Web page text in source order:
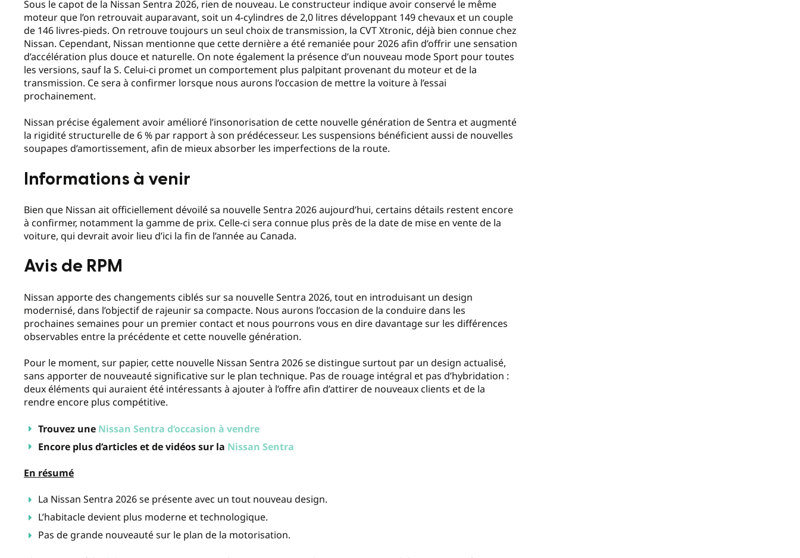
Sous le capot de la Nissan Sentra 2026, rien de nouveau. Le constructeur indique avoir conservé le même
moteur que l’on retrouvait auparavant, soit un 4-cylindres de 2,0 litres développant 149 chevaux et un couple
de 146 livres-pieds. On retrouve toujours un seul choix de transmission, la CVT Xtronic, déjà bien connue chez
Nissan. Cependant, Nissan mentionne que cette dernière a été remaniée pour 2026 afin d’offrir une sensation
d’accélération plus douce et naturelle. On note également la présence d’un nouveau mode Sport pour toutes
les versions, sauf la S. Celui-ci promet un comportement plus palpitant provenant du moteur et de la
transmission. Ce sera à confirmer lorsque nous aurons l’occasion de mettre la voiture à l’essai
prochainement.
Nissan précise également avoir amélioré l’insonorisation de cette nouvelle génération de Sentra et augmenté
la rigidité structurelle de 6 % par rapport à son prédécesseur. Les suspensions bénéficient aussi de nouvelles
soupapes d’amortissement, afin de mieux absorber les imperfections de la route.
Informations à venir
Bien que Nissan ait officiellement dévoilé sa nouvelle Sentra 2026 aujourd’hui, certains détails restent encore
à confirmer, notamment la gamme de prix. Celle-ci sera connue plus près de la date de mise en vente de la
voiture, qui devrait avoir lieu d’ici la fin de l’année au Canada.
Avis de RPM
Nissan apporte des changements ciblés sur sa nouvelle Sentra 2026, tout en introduisant un design
modernisé, dans l’objectif de rajeunir sa compacte. Nous aurons l’occasion de la conduire dans les
prochaines semaines pour un premier contact et nous pourrons vous en dire davantage sur les différences
observables entre la précédente et cette nouvelle génération.
Pour le moment, sur papier, cette nouvelle Nissan Sentra 2026 se distingue surtout par un design actualisé,
sans apporter de nouveauté significative sur le plan technique. Pas de rouage intégral et pas d’hybridation :
deux éléments qui auraient été intéressants à ajouter à l’offre afin d’attirer de nouveaux clients et de la
rendre encore plus compétitive.
Trouvez une Nissan Sentra d’occasion à vendre
Encore plus d’articles et de vidéos sur la Nissan Sentra
En résumé
La Nissan Sentra 2026 se présente avec un tout nouveau design.
L’habitacle devient plus moderne et technologique.
Pas de grande nouveauté sur le plan de la motorisation.